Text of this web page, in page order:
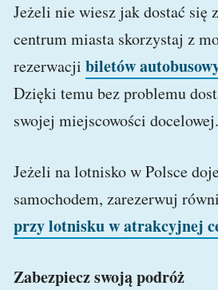
Jeżeli nie wiesz jak dostać się
centrum miasta skorzystaj z
rezerwacji biletów
Dzięki temu bez problemu
swojej miejscowości docelowej.
Jeżeli na lotnisko w Polsce
samochodem, zarezerwuj
przy lotnisku w atrakcyjnej
Zabezpiecz swoją podróż